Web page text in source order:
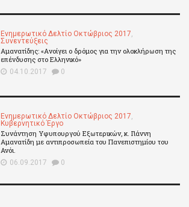
Ενημερωτικό Δελτίο Οκτώβριος 2017
Συνεντεύξεις
Αμανατίδης: «Aνοίγει ο δρόμος για την ολοκλήρωση της
επένδυσης στο Ελληνικό»
04.10.2017 0
Ενημερωτικό Δελτίο Οκτώβριος 2017
Κυβερνητικό Έργο
Συνάντηση Υφυπουργού Εξωτερικών, κ. Γιάννη
Αμανατίδη με αντιπροσωπεία του Πανεπιστημίου του
Ανόι.
06.09.2017 0